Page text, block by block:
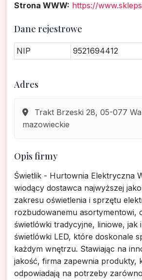
Strona WWW: https://
Dane rejestrowe
NIP 9521694412
Adres
Trakt Brzeski 28, 05-077
mazowieckie
Opis firmy
Świetlik - Hurtownia Elektryczna
wiodący dostawca najwyższej
zakresu oświetlenia i sprzętu
rozbudowanemu asortymentowi,
świetlówki tradycyjne, liniowe, jak
świetlówki LED, które doskonale
każdym wnętrzu. Stawiając na
jakość, firma zapewnia produkty,
odpowiadają na potrzeby zarówno